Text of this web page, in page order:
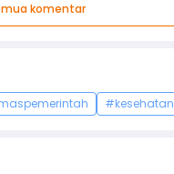
komentar
#kesehatan